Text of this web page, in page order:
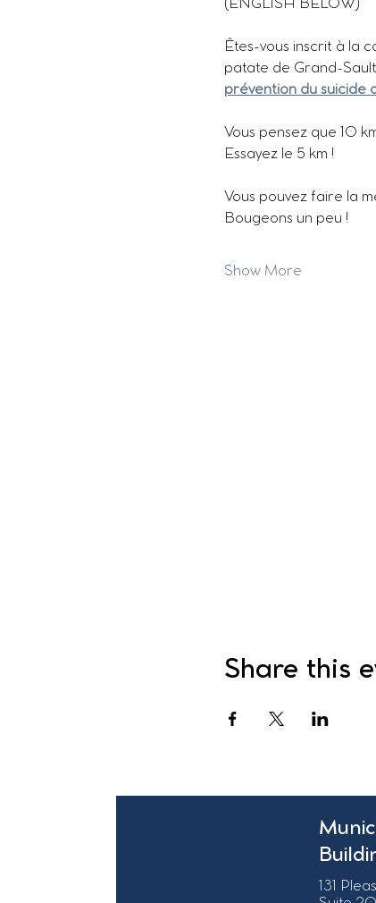
(ENGLISH BELOW)
Êtes-vous inscrit à la
patate de Grand-
prévention du suicide
Vous pensez que 10
Essayez le 5 km !
Vous pouvez faire la
Bougeons un peu !
Show More
Share this
131